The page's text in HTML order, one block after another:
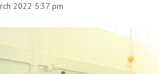
2022 5:37 pm